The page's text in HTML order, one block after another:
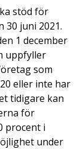
stöd för
30 juni 2021.
1 december
uppfyller
som
eller inte har
tidigare kan
för
procent i
under